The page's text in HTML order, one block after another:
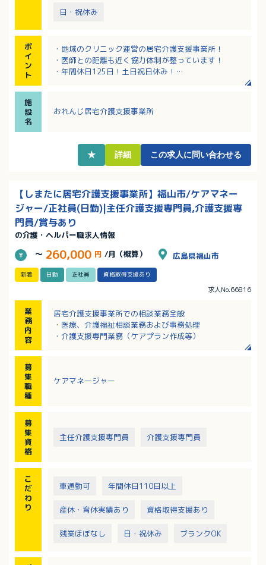
日・祝休み
ポ
イ
ン
ト
・地域のクリニック運営の居宅介護支援事業所！
・医師との距離も近く協力体制が整っています！
・年間休日125日！土日祝日休み！
施
設
名
おれんじ居宅介護支援事業所
★ 詳細 この求人に問い合わせる
【しまたに居宅介護支援事業所】福山市/ケアマネー
ジャー/正社員(日勤)|主任介護支援専門員,介護支援専
門員/賞与あり
の介護・ヘルパー職求人情報
～ 260,000 円 /月（概算） 広島県福山市
新着 日勤 正社員 資格取得支援あり
求人No.66816
業
務
内
容
居宅介護支援事業所での相談業務全般
・医療、介護福祉相談業務および事務処理
・介護支援専門業務（ケアプラン作成等）
募
集
職
種
ケアマネージャー
募
集
資
格
主任介護支援専門員 介護支援専門員
こ
だ
わ
り
車通勤可 年間休日110日以上
産休・育休実績あり 資格取得支援あり
残業ほぼなし 日・祝休み ブランクOK